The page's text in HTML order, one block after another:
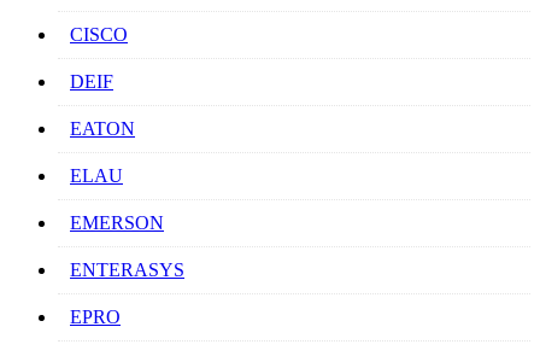
CISCO
DEIF
EATON
ELAU
EMERSON
ENTERASYS
EPRO